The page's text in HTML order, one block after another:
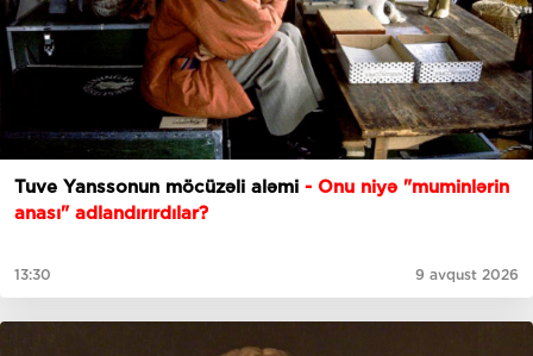
Tuve Yanssonun möcüzəli aləmi - Onu niyə "muminlərin
anası" adlandırırdılar?
13:30 9 avqust 2026